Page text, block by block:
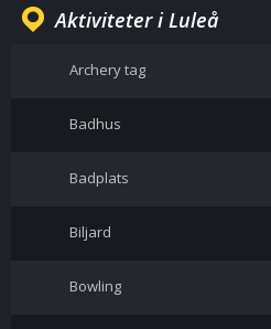
Aktiviteter i Luleå
Archery tag
Badhus
Badplats
Biljard
Bowling